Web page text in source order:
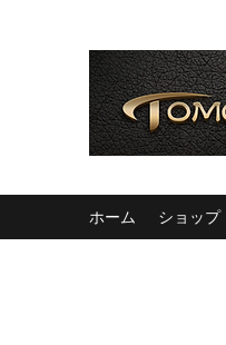
ホーム ショップ